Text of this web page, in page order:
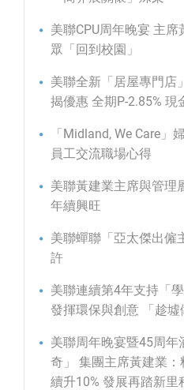
美聯CPU周年晚宴 主
眾「回到校園」
美聯全新「居屋專門店
揭優惠 全期P-2.85% 現
「Midland, We Care」
員工交流職場心得
美聯黃建業主席與管理
年續興旺
美聯蟬聯「亞太傑出僱
許
美聯連續第4年支持「
發揮環保與創意 「趁
美聯周年晚宴暨45周年
奇」 集團主席黃建業
續升10% 發展再踏新